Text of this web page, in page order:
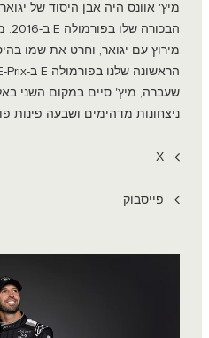
מירוץ עם יגואר, וחרט את שמו
שעברה, מיץ' סיים במקום השני
ניצחונות מדהימים ושבעה פינות
X
פייסבוק